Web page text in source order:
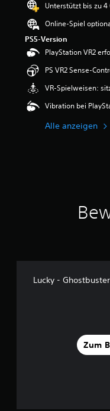
Unterstützt bis zu 4
Online-Spiel
PS5-Version
PlayStation VR2
PS VR2 Sense-
VR-Spielweisen:
Vibration bei
Alle anzeigen
Lucky -
Zum